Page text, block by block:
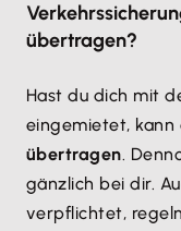
übertragen?
Hast du dich mit
eingemietet,
übertragen.
gänzlich bei dir.
verpflichtet,